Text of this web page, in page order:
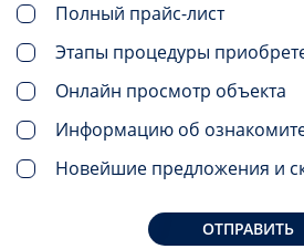
Полный прайс-лист
Этапы процедуры
Онлайн просмотр объекта
Информацию об
Новейшие предложения и
ОТПРАВИТЬ